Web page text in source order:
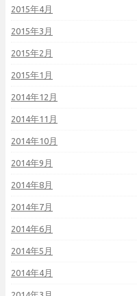
2015年4月
2015年3月
2015年2月
2015年1月
2014年12月
2014年11月
2014年10月
2014年9月
2014年8月
2014年7月
2014年6月
2014年5月
2014年4月